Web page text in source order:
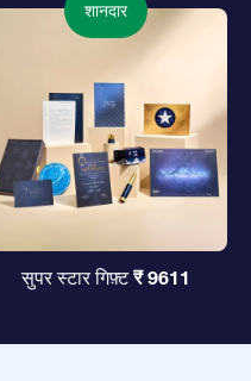
शानदार
सुपर स्टार गिफ़्ट₹ 9611